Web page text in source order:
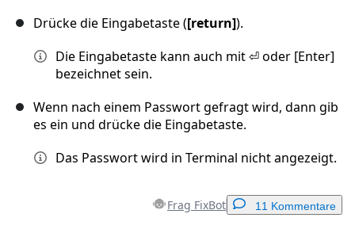
Drücke die Eingabetaste ([return]).
Die Eingabetaste kann auch mit ⏎ oder [Enter]
bezeichnet sein.
Wenn nach einem Passwort gefragt wird, dann gib
es ein und drücke die Eingabetaste.
Das Passwort wird in Terminal nicht angezeigt.
Frag FixBot 11 Kommentare